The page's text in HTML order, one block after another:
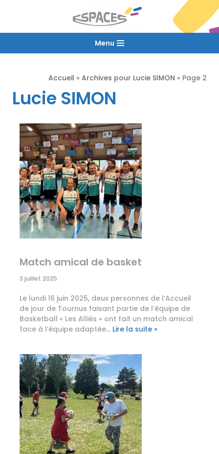
au
Menu
Accueil » Archives pour Lucie SIMON » Page 2
Lucie SIMON
Match amical de basket
3 juillet 2025
Le lundi 16 juin 2025, deux personnes de l’Accueil
de jour de Tournus faisant partie de l’équipe de
Basketball « Les Alliés » ont fait un match amical
face à l’équipe adaptée… Lire la suite »